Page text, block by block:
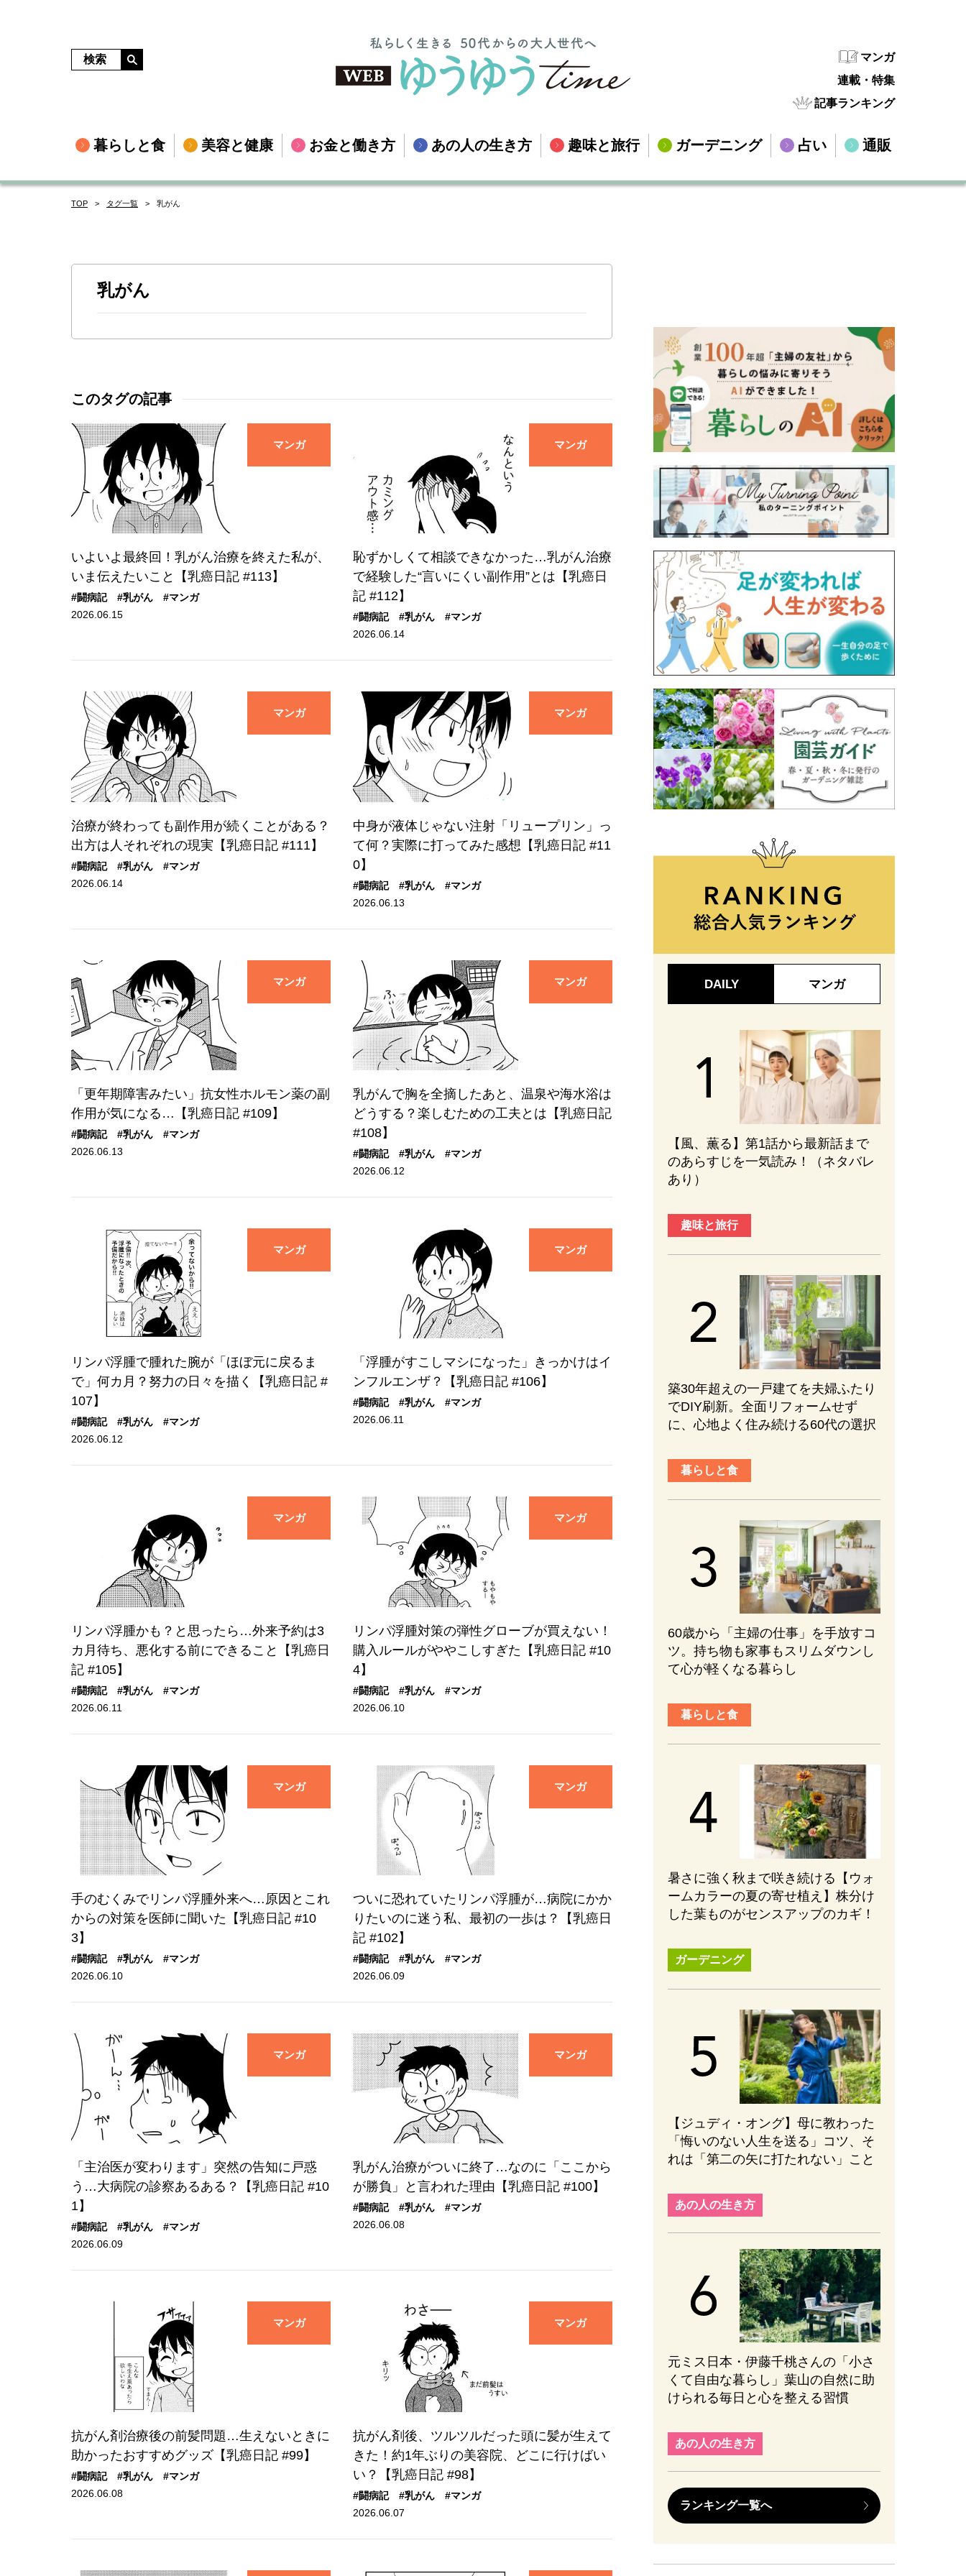
マンガ
連載・特集
記事ランキング
暮らしと食 美容と健康 お金と働き方 あの人の生き方 趣味と旅行 ガーデニング 占い 通販
TOP タグ一覧 乳がん
乳がん
このタグの記事
マンガ
いよいよ最終回！乳がん治療を終えた私が、
いま伝えたいこと【乳癌日記 #113】
#闘病記 #乳がん
#マンガ
2026.06.15
マンガ
恥ずかしくて相談できなかった…乳がん治療
で経験した“言いにくい副作用”とは【乳癌日
記 #112】
#闘病記 #乳がん
#マンガ
2026.06.14
マンガ
治療が終わっても副作用が続くことがある？
出方は人それぞれの現実【乳癌日記 #111】
#闘病記 #乳がん
#マンガ
2026.06.14
マンガ
中身が液体じゃない注射「リュープリン」っ
て何？実際に打ってみた感想【乳癌日記 #11
0】
#闘病記 #乳がん
#マンガ
2026.06.13
マンガ
「更年期障害みたい」抗女性ホルモン薬の副
作用が気になる…【乳癌日記 #109】
#闘病記 #乳がん
#マンガ
2026.06.13
マンガ
乳がんで胸を全摘したあと、温泉や海水浴は
どうする？楽しむための工夫とは【乳癌日記
#108】
#闘病記 #乳がん
#マンガ
2026.06.12
マンガ
リンパ浮腫で腫れた腕が「ほぼ元に戻るま
で」何カ月？努力の日々を描く【乳癌日記 #
107】
#闘病記 #乳がん
#マンガ
2026.06.12
マンガ
「浮腫がすこしマシになった」きっかけはイ
ンフルエンザ？【乳癌日記 #106】
#闘病記 #乳がん
#マンガ
2026.06.11
マンガ
リンパ浮腫かも？と思ったら…外来予約は3
カ月待ち、悪化する前にできること【乳癌日
記 #105】
#闘病記 #乳がん
#マンガ
2026.06.11
マンガ
リンパ浮腫対策の弾性グローブが買えない！
購入ルールがややこしすぎた【乳癌日記 #10
4】
#闘病記 #乳がん
#マンガ
2026.06.10
マンガ
手のむくみでリンパ浮腫外来へ…原因とこれ
からの対策を医師に聞いた【乳癌日記 #10
3】
#闘病記 #乳がん
#マンガ
2026.06.10
マンガ
ついに恐れていたリンパ浮腫が…病院にかか
りたいのに迷う私、最初の一歩は？【乳癌日
記 #102】
#闘病記 #乳がん
#マンガ
2026.06.09
マンガ
「主治医が変わります」突然の告知に戸惑
う…大病院の診察あるある？【乳癌日記 #10
1】
#闘病記 #乳がん
#マンガ
2026.06.09
マンガ
乳がん治療がついに終了…なのに「ここから
が勝負」と言われた理由【乳癌日記 #100】
#闘病記 #乳がん
#マンガ
2026.06.08
マンガ
抗がん剤治療後の前髪問題…生えないときに
助かったおすすめグッズ【乳癌日記 #99】
#闘病記 #乳がん
#マンガ
2026.06.08
マンガ
抗がん剤後、ツルツルだった頭に髪が生えて
きた！約1年ぶりの美容院、どこに行けばい
い？【乳癌日記 #98】
#闘病記 #乳がん
#マンガ
2026.06.07
DAILY マンガ
【風、薫る】第1話から最新話まで
のあらすじを一気読み！（ネタバレ
あり）
趣味と旅行
築30年超えの一戸建てを夫婦ふたり
でDIY刷新。全面リフォームせず
に、心地よく住み続ける60代の選択
暮らしと食
60歳から「主婦の仕事」を手放すコ
ツ。持ち物も家事もスリムダウンし
て心が軽くなる暮らし
暮らしと食
暑さに強く秋まで咲き続ける【ウォ
ームカラーの夏の寄せ植え】株分け
した葉ものがセンスアップのカギ！
ガーデニング
【ジュディ・オング】母に教わった
「悔いのない人生を送る」コツ、そ
れは「第二の矢に打たれない」こと
あの人の生き方
元ミス日本・伊藤千桃さんの「小さ
くて自由な暮らし」葉山の自然に助
けられる毎日と心を整える習慣
あの人の生き方
ランキング一覧へ